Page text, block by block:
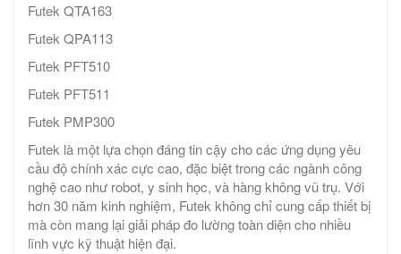
Futek QTA163
Futek QPA113
Futek PFT510
Futek PFT511
Futek PMP300
Futek là một lựa chọn đáng tin cậy cho các ứng dụng yêu
cầu độ chính xác cực cao, đặc biệt trong các ngành công
nghệ cao như robot, y sinh học, và hàng không vũ trụ. Với
hơn 30 năm kinh nghiệm, Futek không chỉ cung cấp thiết bị
mà còn mang lại giải pháp đo lường toàn diện cho nhiều
lĩnh vực kỹ thuật hiện đại.